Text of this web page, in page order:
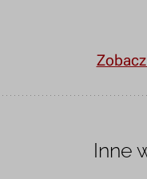
Inne